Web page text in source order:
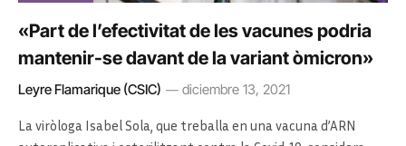
«Part de l’efectivitat de les vacunes podria
mantenir-se davant de la variant òmicron»
Leyre Flamarique (CSIC) diciembre 13, 2021
La viròloga Isabel Sola , que treballa en una vacuna d’ARN